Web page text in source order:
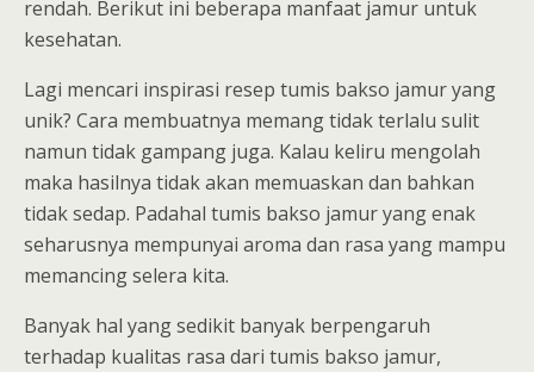
rendah. Berikut ini beberapa manfaat jamur untuk
kesehatan.
Lagi mencari inspirasi resep tumis bakso jamur yang
unik? Cara membuatnya memang tidak terlalu sulit
namun tidak gampang juga. Kalau keliru mengolah
maka hasilnya tidak akan memuaskan dan bahkan
tidak sedap. Padahal tumis bakso jamur yang enak
seharusnya mempunyai aroma dan rasa yang mampu
memancing selera kita.
Banyak hal yang sedikit banyak berpengaruh
terhadap kualitas rasa dari tumis bakso jamur,